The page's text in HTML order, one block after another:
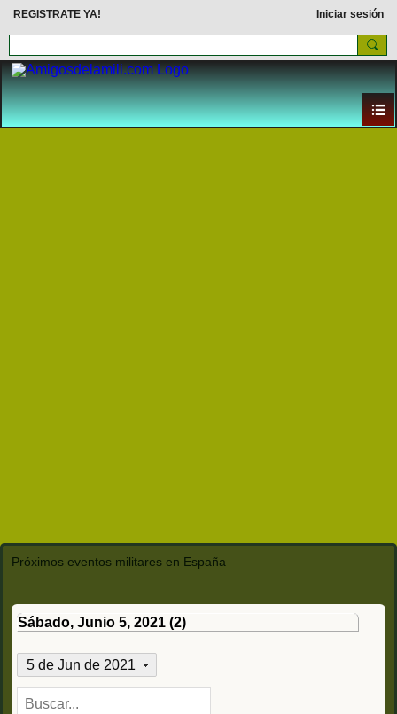
REGISTRATE YA! Iniciar sesión
Próximos eventos militares en España
Sábado, Junio 5, 2021 (2)
5 de Jun de 2021